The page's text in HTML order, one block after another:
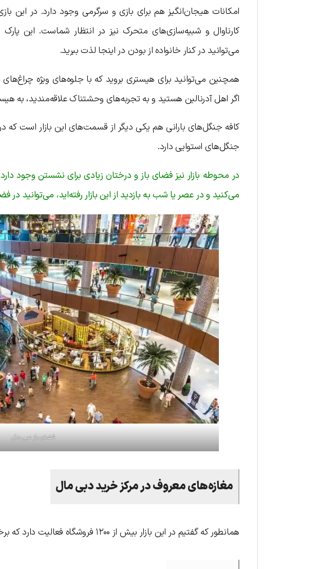
امکانات هیجان‌انگیز هم برای بازی و سرگرمی وجود دارد. در این
کارناوال و شبیه‌سازی‌های متحرک نیز در انتظار شماست. این
می‌توانید در کنار خانواده از بودن در اینجا لذت ببرید.
همچنین می‌توانید برای هیستری بروید که با جلوه‌های ویژه
اگر اهل آدرنالین هستید و به تجربه‌های وحشتناک علاقه‌مندید، به
جنگل‌های استوایی دارد.
در محوطه بازار نیز فضای باز و درختان زیادی برای نشستن وجود
می‌کنید و در عصر یا شب به بازدید از این بازار رفته‌اید، می‌توانید در
فضای باز دبی مال
مغازههایمعروفدرمرکزخریددبیمال
همانطور که گفتیم در این بازار بیش از ۱۲۰۰ فروشگاه فعالیت دارد که برخی از معروف‌ترین آن‌ها عبارتند از: